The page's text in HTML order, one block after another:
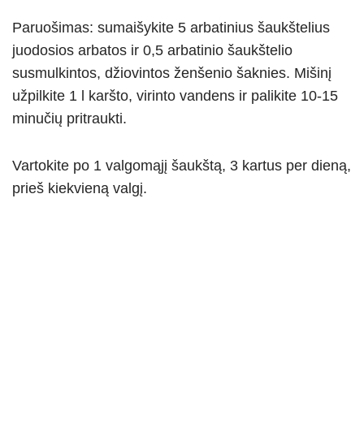
Paruošimas: sumaišykite 5 arbatinius šaukštelius
juodosios arbatos ir 0,5 arbatinio šaukštelio
susmulkintos, džiovintos ženšenio šaknies. Mišinį
užpilkite 1 l karšto, virinto vandens ir palikite 10-15
minučių pritraukti.
Vartokite po 1 valgomąjį šaukštą, 3 kartus per dieną,
prieš kiekvieną valgį.